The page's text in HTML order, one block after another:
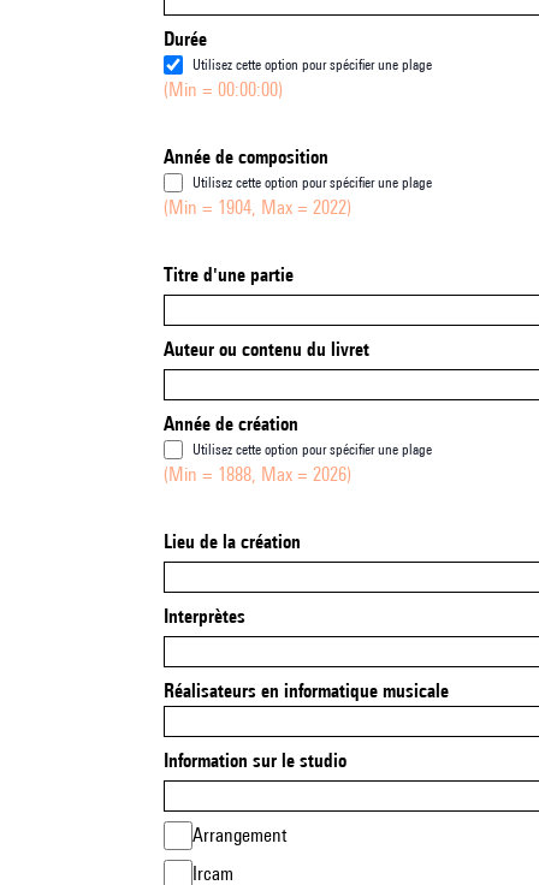
Durée
Utilisez cette option pour spécifier une plage
(Min = 00:00:00)
Année de composition
Utilisez cette option pour spécifier une plage
(Min = 1904, Max = 2022)
Titre d'une partie
Auteur ou contenu du livret
Année de création
Utilisez cette option pour spécifier une plage
(Min = 1888, Max = 2026)
Lieu de la création
Interprètes
Réalisateurs en informatique musicale
Information sur le studio
Arrangement
Ircam